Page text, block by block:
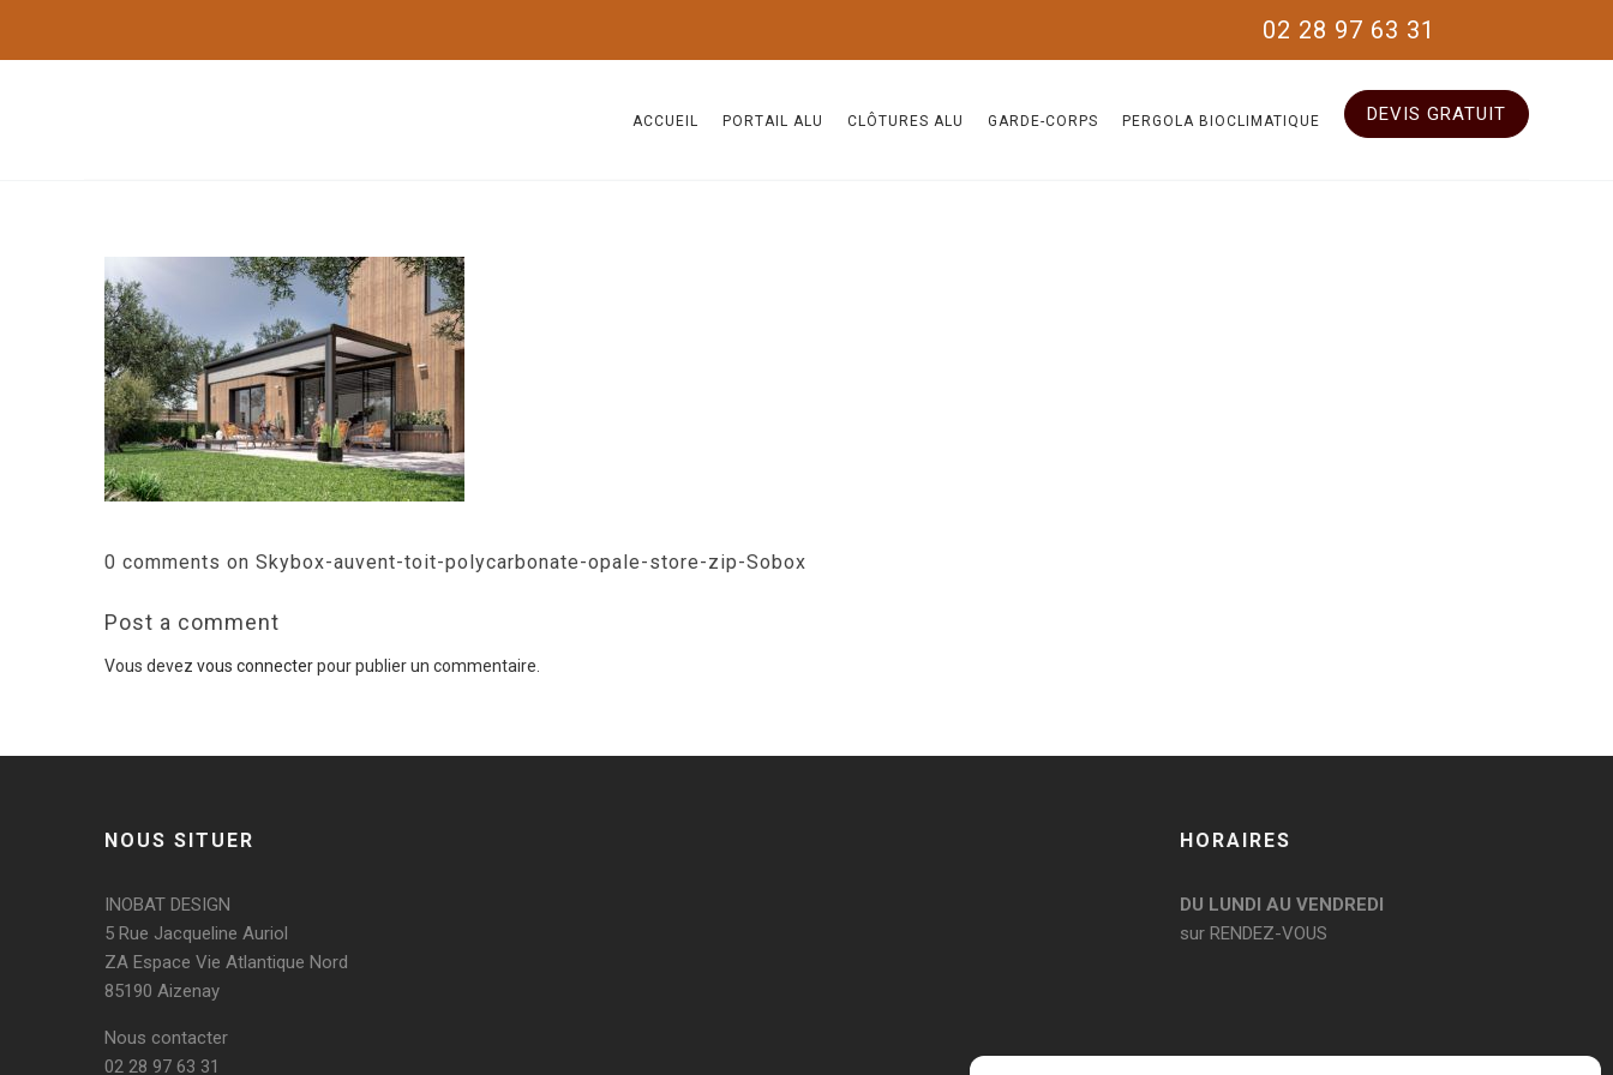
02 28 97 63 31
DEVIS GRATUIT
ACCUEIL PORTAIL ALU CLÔTURES ALU GARDE-CORPS PERGOLA BIOCLIMATIQUE
0 comments on Skybox-auvent-toit-polycarbonate-opale-store-zip-Sobox
Post a comment
Vous devezvous connecterpour publier un commentaire.
NOUS SITUER
INOBAT DESIGN
5 Rue Jacqueline Auriol
ZA Espace Vie Atlantique Nord
85190 Aizenay
Nous contacter
02 28 97 63 31
HORAIRES
DU LUNDI AU VENDREDI
sur RENDEZ-VOUS